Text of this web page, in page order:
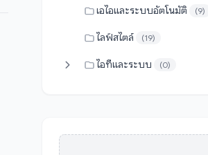
เอไอและระบบอัตโนมัติ (9)
ไลฟ์สไตล์ (19)
ไอทีและระบบ (0)